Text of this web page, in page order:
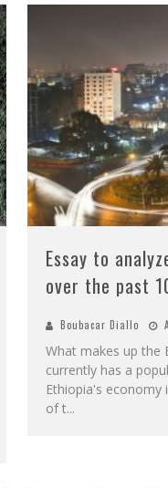
Essay to
over the past
Boubacar Diallo
What makes up the
currently has a
Ethiopia's economy
of t...